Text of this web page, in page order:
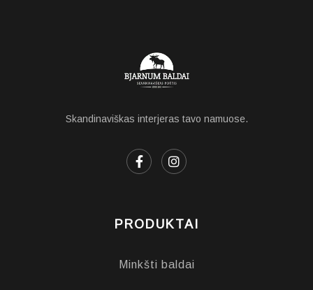
Skandinaviškas interjeras tavo namuose.
PRODUKTAI
Minkšti baldai